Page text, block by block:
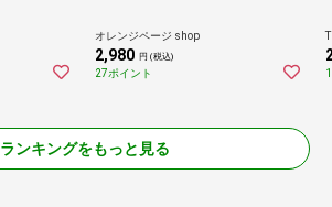
オレンジページ shop
2,980 円 (税込)
27ポイント
ランキングをもっと見る